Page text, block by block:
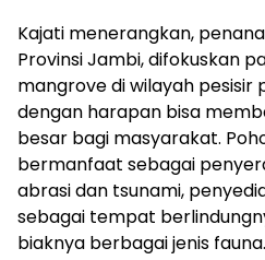
Kajati menerangkan,
Provinsi Jambi, difokuskan
mangrove di wilayah pesisir
dengan harapan bisa
besar bagi masyarakat.
bermanfaat sebagai
abrasi dan tsunami,
sebagai tempat
biaknya berbagai jenis fauna.